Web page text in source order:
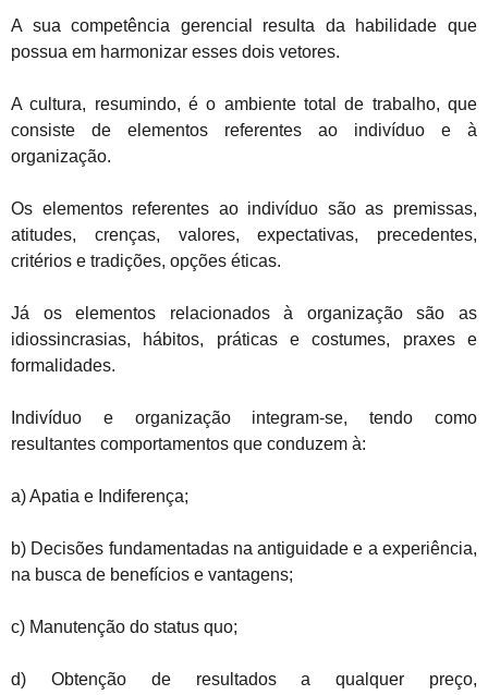
A sua competência gerencial resulta da habilidade que
possua em harmonizar esses dois vetores.
A cultura, resumindo, é o ambiente total de trabalho, que
consiste de elementos referentes ao indivíduo e à
organização.
Os elementos referentes ao indivíduo são as premissas,
atitudes, crenças, valores, expectativas, precedentes,
critérios e tradições, opções éticas.
Já os elementos relacionados à organização são as
idiossincrasias, hábitos, práticas e costumes, praxes e
formalidades.
Indivíduo e organização integram-se, tendo como
resultantes comportamentos que conduzem à:
a) Apatia e Indiferença;
b) Decisões fundamentadas na antiguidade e a experiência,
na busca de benefícios e vantagens;
c) Manutenção do status quo;
d) Obtenção de resultados a qualquer preço,